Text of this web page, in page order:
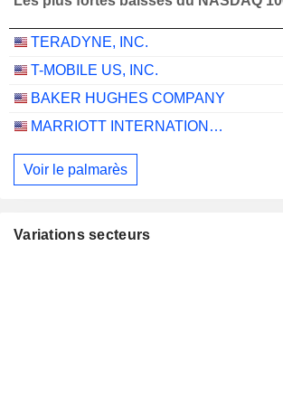
TERADYNE, INC.
T-MOBILE US, INC.
BAKER HUGHES COMPANY
MARRIOTT INTERNATIONAL, INC.
Voir le palmarès
Variations secteurs